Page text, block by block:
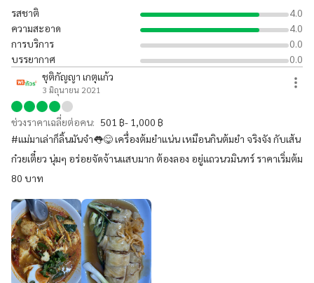
รสชาติ
4.0
ความสะอาด
4.0
การบริการ
0.0
บรรยากาศ
0.0
ชุติกัญญา เกตุแก้ว
3 มิถุนายน 2021
ช่วงราคาเฉลี่ยต่อคน: 501 ฿- 1,000 ฿
#แม่มาเล่าก็ลิ้นมันจำ👅😋 เครื่องต้มยำแน่น เหมือนกินต้มยำ จริงจัง กับเส้น
ก๋วยเตี๋ยว นุ่มๆ อร่อยจัดจ้านเเสบมาก ต้องลอง อยู่แถวนวมินทร์ ราคาเริ่มต้ม
80 บาท